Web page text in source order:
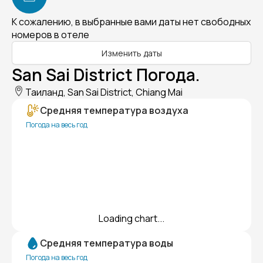
К сожалению, в выбранные вами даты нет свободных
номеров в отеле
Изменить даты
San Sai District Погода.
Таиланд, San Sai District, Chiang Mai
Средняя температура воздуха
Погода на весь год
Loading chart...
Средняя температура воды
Погода на весь год